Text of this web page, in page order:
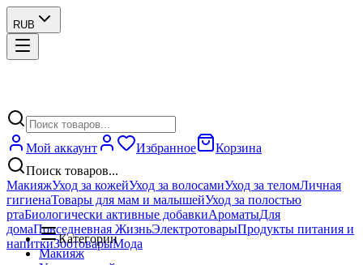
RUB
Мой аккаунт Избранное
Корзина
Поиск товаров...
МакияжУход за кожейУход за волосамиУход за теломЛичная
гигиенаТовары для мам и малышейУход за полостью
ртаБиологически активные добавкиАроматыДля
домаПовседневная ЖизньЭлектротоварыПродукты питания и
напиткиЗоотоварыМода
Категории
Макияж